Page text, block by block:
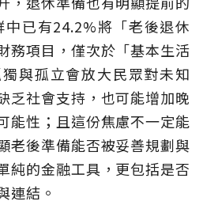
已有24.2%將「老後退休
務項目，僅次於「基本生活
與孤立會放大民眾對未知
乏社會支持，也可能增加晚
能性；且這份焦慮不一定能
老後準備能否被妥善規劃與
純的金融工具，更包括是否
連結。